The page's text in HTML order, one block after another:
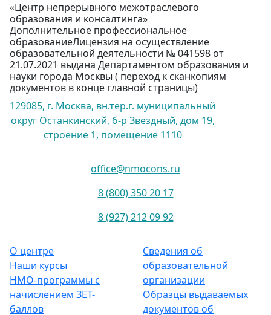
«Центр непрерывного межотраслевого
образования и консалтинга»
Дополнительное профессиональное
образованиеЛицензия на осуществление
образовательной деятельности № 041598 от
21.07.2021 выдана Департаментом образования и
науки города Москвы ( переход к сканкопиям
документов в конце главной страницы)
129085, г. Москва, вн.тер.г. муниципальный
округ Останкинский, б-р Звездный, дом 19,
строение 1, помещение 1110
office@nmocons.ru
8 (800) 350 20 17
8 (927) 212 09 92
О центре
Наши курсы
НМО-программы с
начислением ЗЕТ-
баллов
Сведения об
образовательной
организации
Образцы выдаваемых
документов об